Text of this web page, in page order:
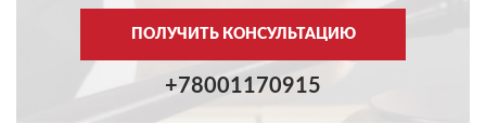
ПОЛУЧИТЬ КОНСУЛЬТАЦИЮ
+78001170915